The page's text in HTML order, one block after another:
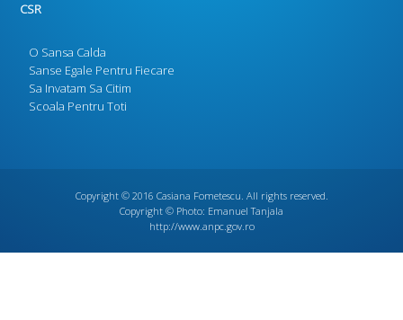
CSR
O Sansa Calda
Sanse Egale Pentru Fiecare
Sa Invatam Sa Citim
Scoala Pentru Toti
Copyright © 2016 Casiana Fometescu. All rights reserved.
Copyright © Photo: Emanuel Tanjala
http://www.anpc.gov.ro